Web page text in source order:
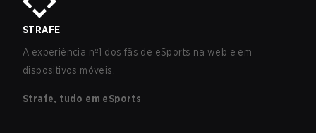
STRAFE
A experiência nº1 dos fãs de eSports na web e em
dispositivos móveis.
Strafe, tudo em eSports